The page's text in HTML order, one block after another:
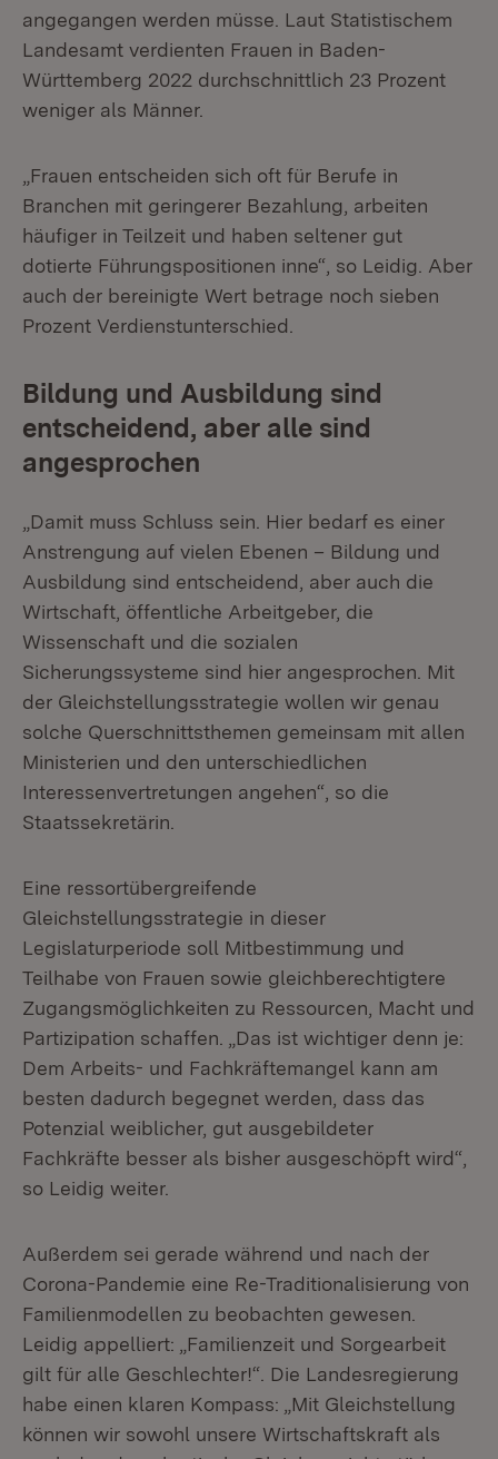
angegangen werden müsse. Laut Statistischem
Landesamt verdienten Frauen in Baden-
Württemberg 2022 durchschnittlich 23 Prozent
weniger als Männer.
„Frauen entscheiden sich oft für Berufe in
Branchen mit geringerer Bezahlung, arbeiten
häufiger in Teilzeit und haben seltener gut
dotierte Führungspositionen inne“, so Leidig. Aber
auch der bereinigte Wert betrage noch sieben
Prozent Verdienstunterschied.
Bildung und Ausbildung sind
entscheidend, aber alle sind
angesprochen
„Damit muss Schluss sein. Hier bedarf es einer
Anstrengung auf vielen Ebenen – Bildung und
Ausbildung sind entscheidend, aber auch die
Wirtschaft, öffentliche Arbeitgeber, die
Wissenschaft und die sozialen
Sicherungssysteme sind hier angesprochen. Mit
der Gleichstellungsstrategie wollen wir genau
solche Querschnittsthemen gemeinsam mit allen
Ministerien und den unterschiedlichen
Interessenvertretungen angehen“, so die
Staatssekretärin.
Eine ressortübergreifende
Gleichstellungsstrategie in dieser
Legislaturperiode soll Mitbestimmung und
Teilhabe von Frauen sowie gleichberechtigtere
Zugangsmöglichkeiten zu Ressourcen, Macht und
Partizipation schaffen. „Das ist wichtiger denn je:
Dem Arbeits- und Fachkräftemangel kann am
besten dadurch begegnet werden, dass das
Potenzial weiblicher, gut ausgebildeter
Fachkräfte besser als bisher ausgeschöpft wird“,
so Leidig weiter.
Außerdem sei gerade während und nach der
Corona-Pandemie eine Re-Traditionalisierung von
Familienmodellen zu beobachten gewesen.
Leidig appelliert: „Familienzeit und Sorgearbeit
gilt für alle Geschlechter!“. Die Landesregierung
habe einen klaren Kompass: „Mit Gleichstellung
können wir sowohl unsere Wirtschaftskraft als